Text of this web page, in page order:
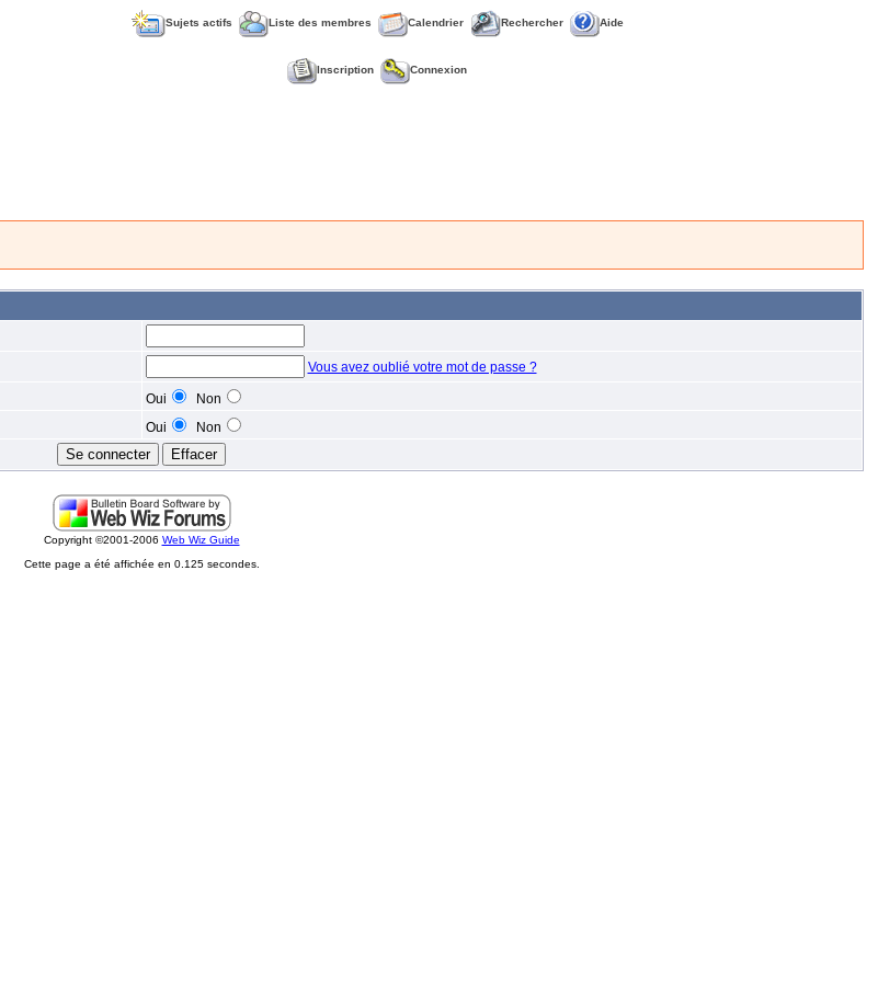
Sujets actifs Liste des membres Calendrier Rechercher Aide
Inscription Connexion
Vous avez oublié votre mot de passe ?
Oui
Non
Oui Non
Copyright ©2001-2006 Web Wiz Guide
Cette page a été affichée en 0.125 secondes.